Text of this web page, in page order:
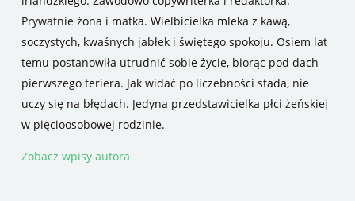
Prywatnie żona i matka. Wielbicielka mleka z kawą,
soczystych, kwaśnych jabłek i świętego spokoju. Osiem lat
temu postanowiła utrudnić sobie życie, biorąc pod dach
pierwszego teriera. Jak widać po liczebności stada, nie
uczy się na błędach. Jedyna przedstawicielka płci żeńskiej
w pięcioosobowej rodzinie.
Zobacz wpisy autora